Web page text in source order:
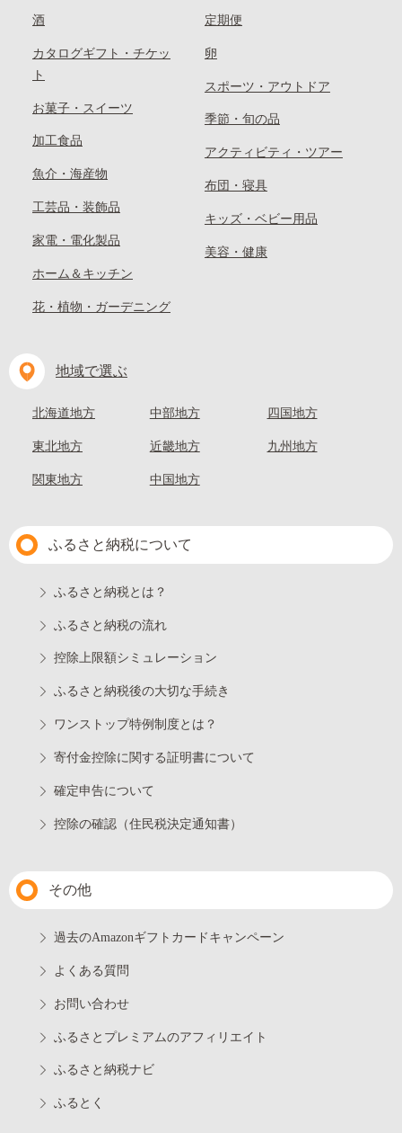
酒
カタログギフト・チケッ
ト
お菓子・スイーツ
加工食品
魚介・海産物
工芸品・装飾品
家電・電化製品
ホーム＆キッチン
花・植物・ガーデニング
定期便
卵
スポーツ・アウトドア
季節・旬の品
アクティビティ・ツアー
布団・寝具
キッズ・ベビー用品
美容・健康
地域で選ぶ
北海道地方
東北地方
関東地方
中部地方
近畿地方
中国地方
四国地方
九州地方
ふるさと納税について
ふるさと納税とは？
ふるさと納税の流れ
控除上限額シミュレーション
ふるさと納税後の大切な手続き
ワンストップ特例制度とは？
寄付金控除に関する証明書について
確定申告について
控除の確認（住民税決定通知書）
その他
過去のAmazonギフトカードキャンペーン
よくある質問
お問い合わせ
ふるさとプレミアムのアフィリエイト
ふるさと納税ナビ
ふるとく